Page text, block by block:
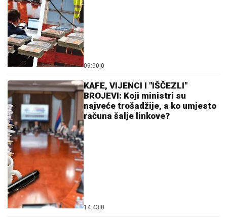
09:00 0
KAFE, VIJENCI I "IŠČEZLI"
BROJEVI: Koji ministri su
najveće trošadžije, a ko umjesto
računa šalje linkove?
14:43 0